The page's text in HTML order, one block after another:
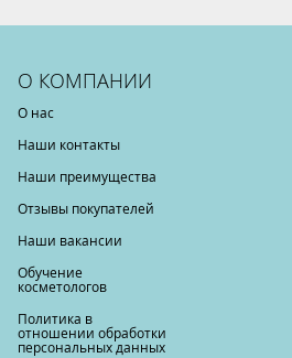
О КОМПАНИИ
О нас
Наши контакты
Наши преимущества
Отзывы покупателей
Наши вакансии
Обучение
косметологов
Политика в
отношении обработки
персональных данных